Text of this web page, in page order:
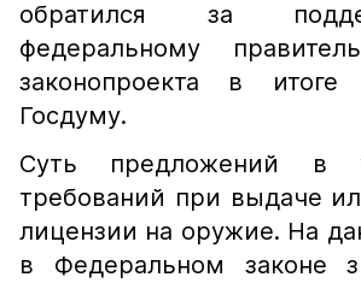
обратился за
федеральному
законопроекта в
Госдуму.
Суть предложений в
требований при выдаче
лицензии на оружие. На
в Федеральном законе